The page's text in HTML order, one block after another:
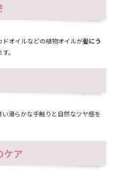
オイルなどの植物オイルが髪にう
。
滑らかな手触りと自然なツヤ感を
ケア